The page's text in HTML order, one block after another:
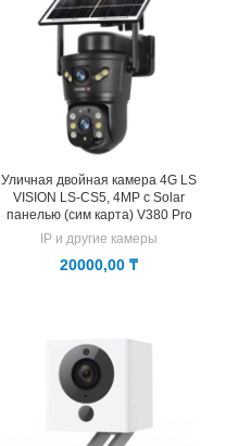
Уличная двойная камера 4G LS
VISION LS-CS5, 4MP с Solar
панелью (сим карта) V380 Pro
IP и другие камеры
20000,00 ₸